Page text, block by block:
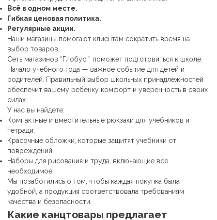
Всё в одном месте.
Гибкая ценовая политика.
Регулярные акции.
Наши магазины помогают клиентам сократить время на
выбор товаров.
Сеть магазинов “Глобус ” поможет подготовиться к школе.
Начало учебного года — важное событие для детей и
родителей. Правильный выбор школьных принадлежностей
обеспечит вашему ребенку комфорт и уверенность в своих
силах.
У нас вы найдете:
Компактные и вместительные рюкзаки для учебников и
тетради.
Красочные обложки, которые защитят учебники от
повреждений.
Наборы для рисования и труда, включающие всё
необходимое.
Мы позаботились о том, чтобы каждая покупка была
удобной, а продукция соответствовала требованиям
качества и безопасности.
Какие канцтовары предлагает